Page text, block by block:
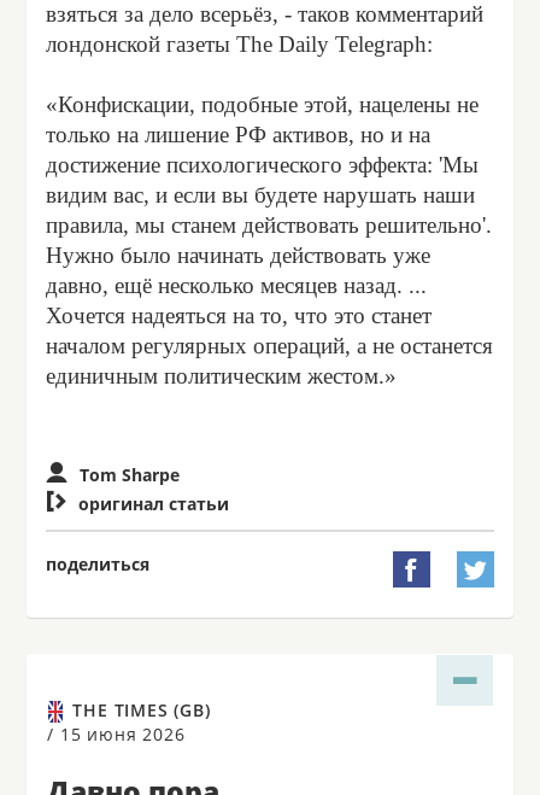
взяться за дело всерьёз, - таков комментарий
лондонской газеты The Daily Telegraph:
«Конфискации, подобные этой, нацелены не
только на лишение РФ активов, но и на
достижение психологического эффекта: 'Мы
видим вас, и если вы будете нарушать наши
правила, мы станем действовать решительно'.
Нужно было начинать действовать уже
давно, ещё несколько месяцев назад. ...
Хочется надеяться на то, что это станет
началом регулярных операций, а не останется
единичным политическим жестом.»
Tom Sharpe
 оригинал статьи
поделиться  
THE TIMES (GB)
/ 15 июня 2026